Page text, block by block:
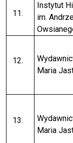
Instytut
im.
Maria
Maria